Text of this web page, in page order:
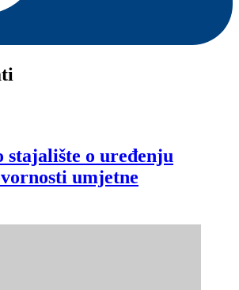
stajalište o uređenju
umjetne